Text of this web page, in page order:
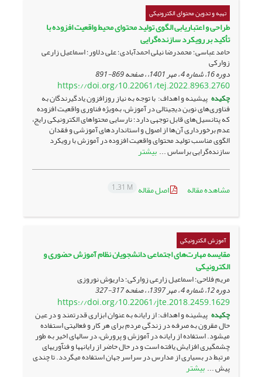
تهیه و تدوین محتوای الکترونیکی
طراحی و اعتباریابی الگوی تولید محتوای محیط واقعیت افزوده با
تأکید بر رویکرد سازنده‌گرایی
حامد عباسی؛ محمدرضا نیلی احمدآبادی؛ علی دلاور؛ اسماعیل زارعی
زوارکی
دوره 16، شماره 4 ، مهر 1401، ، صفحه 869-891
https://doi.org/10.22061/tej.2022.8963.2760
چکیده پیشینه و اهداف: با توجه به نیاز روزافزون یادگیرندگان به
فناوری‌های نوین دیجیتالی در آموزش، به‌ویژه فناوری واقعیت افزوده
که پتانسیل‌های قابل توجهی دارد؛ نارسایی محتواهای الکترونیکی رایج،
عدم برخورداری آن‌ها از اصول و استانداردهای آموزشی و فقدان
الگوی مناسب تولید محتوای واقعیت افزوده در آموزش با رویکرد
سازنده‌گرایی براساس ... بیشتر
مشاهده مقاله اصل مقاله 1.31 M
آموزش الکترونیکی
مقایسه مهارت‌های اجتماعی دانشجویان نظام آموزش حضوری و
الکترونیکی
مریم فلاحی؛ اسماعیل زارعی زوارکی؛ داریوش نوروزی
دوره 12، شماره 4 ، مهر 1397، ، صفحه 317-327
https://doi.org/10.22061/jte.2018.2459.1629
چکیده پیشینه و اهداف: از رایانه به عنوان ابزاری قدرتمند و در عین
حال مقرون به صرفه در زندگی مردم برای هر کار و فعالیتی استفاده
می­شود. استفاده از رایانه در آموزش و پرورش، در سال­های اخیر به طور
چشمگیری افزایش یافته است و در حال حاضر از رایانه­ها و فن­آوری­های
مرتبط در بسیاری از مدارس در سراسر جهان استفاده می­گردد. ﺗﺎ ﭼﻨﺪی
ﭘﯿﺶ ... بیشتر